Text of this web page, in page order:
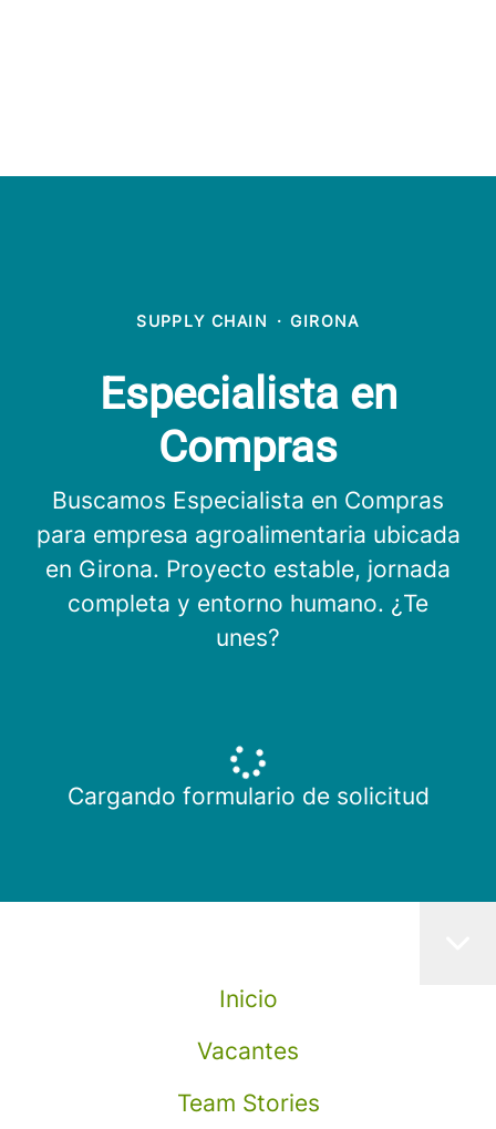
SUPPLY CHAIN · GIRONA
Especialista en
Compras
Buscamos Especialista en Compras
para empresa agroalimentaria ubicada
en Girona. Proyecto estable, jornada
completa y entorno humano. ¿Te
unes?
Cargando formulario de solicitud
Inicio
Vacantes
Team Stories